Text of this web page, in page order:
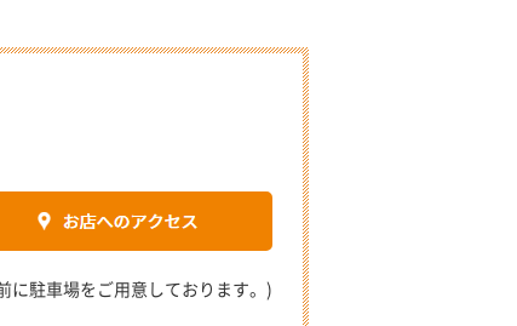
駐車場をご用意しております。)